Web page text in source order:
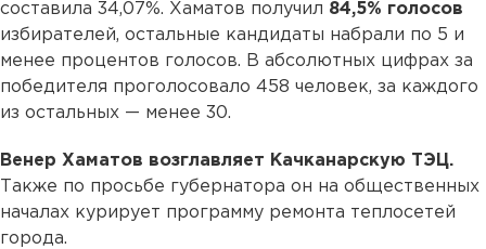
составила 34,07%. Хаматов получил 84,5% голосов
избирателей, остальные кандидаты набрали по 5 и
менее процентов голосов. В абсолютных цифрах за
победителя проголосовало 458 человек, за каждого
из остальных — менее 30.
Венер Хаматов возглавляет Качканарскую ТЭЦ.
Также по просьбе губернатора он на общественных
началах курирует программу ремонта теплосетей
города.